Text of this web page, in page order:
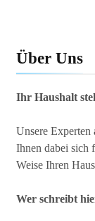
Über Uns
Ihr Haushalt
Unsere Experten
Ihnen dabei sich
Weise Ihren
Wer schreibt